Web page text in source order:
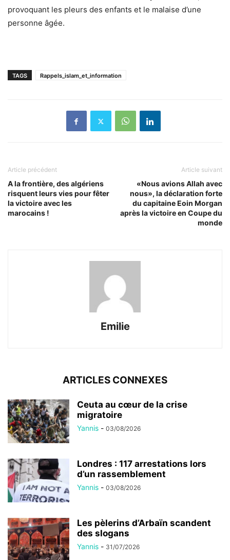
provoquant les pleurs des enfants et le malaise d’une
personne âgée.
TAGS Rappels_islam_et_information
Article précédent
A la frontière, des algériens
risquent leurs vies pour fêter
la victoire avec les
marocains !
Article suivant
«Nous avions Allah avec
nous», la déclaration forte
du capitaine Eoin Morgan
après la victoire en Coupe du
monde
Emilie
ARTICLES CONNEXES
Ceuta au cœur de la crise
migratoire
Yannis - 03/08/2026
Londres : 117 arrestations lors
d’un rassemblement
Yannis - 03/08/2026
Les pèlerins d’Arbaïn scandent
des slogans
Yannis - 31/07/2026